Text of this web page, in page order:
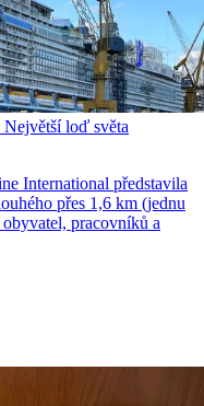
loď světa
International představila
přes 1,6 km (jednu
pracovníků a